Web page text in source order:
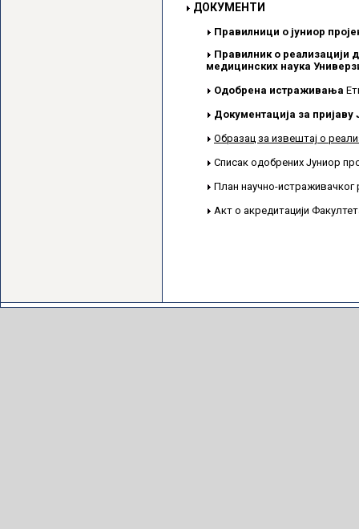
ДОКУМЕНТИ
Правилници о јуниор
Правилник о реализацији
медицинских наука
Одобрена истраживања
Документација за
Образац за извештај о
Списак одобрених Јуниор
План научно-истраживачког
Акт о акредитацији